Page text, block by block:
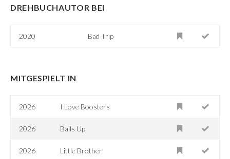
DREHBUCHAUTOR BEI
2020 Bad Trip
MITGESPIELT IN
2026 I Love Boosters
2026 Balls Up
2026 Little Brother